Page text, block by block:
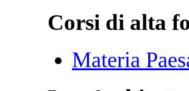
Corsi di alta
Materia